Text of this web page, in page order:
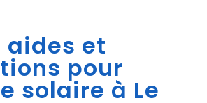
aides et
pour
solaire à Le